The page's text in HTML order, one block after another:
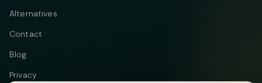
Alternatives
Contact
Blog
Privacy